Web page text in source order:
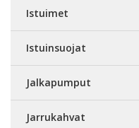
Istuimet
Istuinsuojat
Jalkapumput
Jarrukahvat